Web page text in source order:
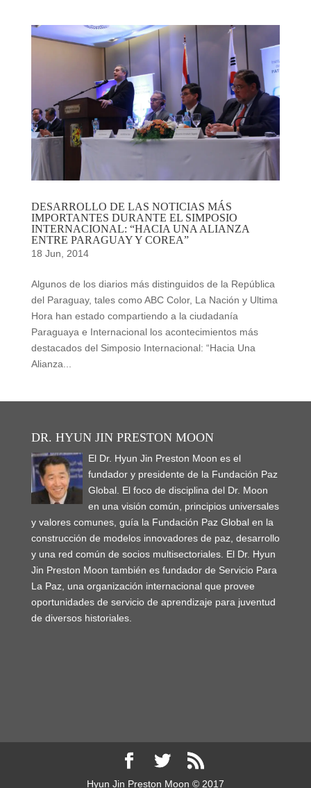
DESARROLLO DE LAS NOTICIAS MÁS
IMPORTANTES DURANTE EL SIMPOSIO
INTERNACIONAL: “HACIA UNA ALIANZA
ENTRE PARAGUAY Y COREA”
18 Jun, 2014
Algunos de los diarios más distinguidos de la República
del Paraguay, tales como ABC Color, La Nación y Ultima
Hora han estado compartiendo a la ciudadanía
Paraguaya e Internacional los acontecimientos más
destacados del Simposio Internacional: “Hacia Una
Alianza...
DR. HYUN JIN PRESTON MOON
El Dr. Hyun Jin Preston Moon es el
fundador y presidente de la Fundación Paz
Global. El foco de disciplina del Dr. Moon
en una visión común, principios universales
y valores comunes, guía la Fundación Paz Global en la
construcción de modelos innovadores de paz, desarrollo
y una red común de socios multisectoriales. El Dr. Hyun
Jin Preston Moon también es fundador de Servicio Para
La Paz, una organización internacional que provee
oportunidades de servicio de aprendizaje para juventud
de diversos historiales.
Hyun Jin Preston Moon © 2017